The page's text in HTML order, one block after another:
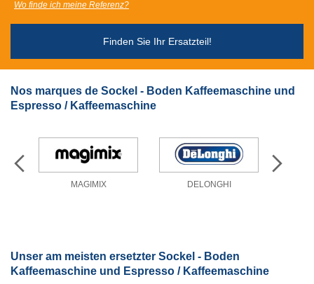
Finden Sie Ihr Ersatzteil!
Wo finde ich meine Referenz?
Nos marques de Sockel - Boden Kaffeemaschine und
Espresso / Kaffeemaschine
MAGIMIX DELONGHI
Unser am meisten ersetzter Sockel - Boden
Kaffeemaschine und Espresso / Kaffeemaschine